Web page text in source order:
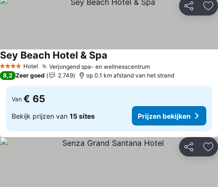
Delen
4 SterrenHotel Verjongend spa- en wellnesscentrumPrijzen bekijken
Sey Beach Hotel & Spa
8,2 Zeer goed 2.749 op 0.1 km afstand van het strand
Van € 65
Bekijk prijzen van 15 sites Prijzen bekijken
Delen